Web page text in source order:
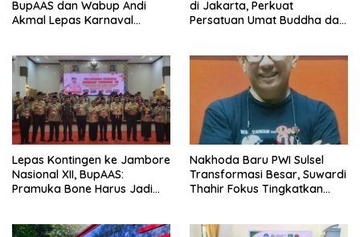
BupAAS dan Wabup Andi
Akmal Lepas Karnaval
di Jakarta, Perkuat
Persatuan Umat Buddha dan
Lepas Kontingen ke Jambore
Nasional XII, BupAAS:
Pramuka Bone Harus Jadi
Nakhoda Baru PWI Sulsel
Transformasi Besar, Suwardi
Thahir Fokus Tingkatkan